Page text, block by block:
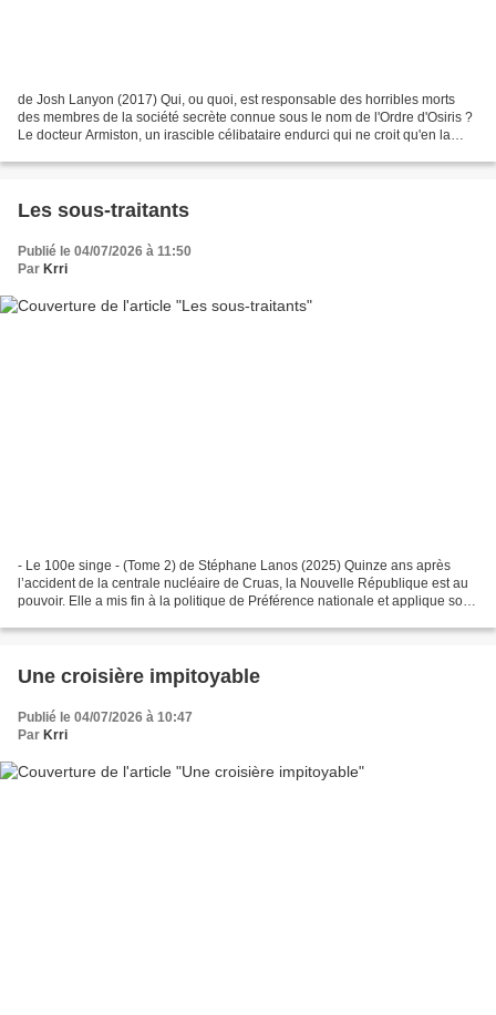
de Josh Lanyon (2017) Qui, ou quoi, est responsable des horribles morts
des membres de la société secrète connue sous le nom de l'Ordre d'Osiris ?
Le docteur Armiston, un irascible célibataire endurci qui ne croit qu'en la
Les sous-traitants
Publié le 04/07/2026 à 11:50
Par Krri
- Le 100e singe - (Tome 2) de Stéphane Lanos (2025) Quinze ans après
l’accident de la centrale nucléaire de Cruas, la Nouvelle République est au
pouvoir. Elle a mis fin à la politique de Préférence nationale et applique son
Une croisière impitoyable
Publié le 04/07/2026 à 10:47
Par Krri